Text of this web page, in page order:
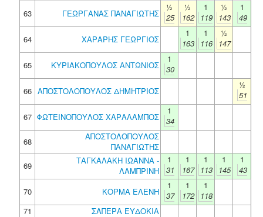
63
ΓΕΩΡΓΑΝΑΣ ΠΑΝΑΓΙΩΤΗΣ
½
25
½
162
1
119
½
143
1
49
64
ΧΑΡΑΡΗΣ ΓΕΩΡΓΙΟΣ
1
163
1
116
½
147
65
ΚΥΡΙΑΚΟΠΟΥΛΟΣ ΑΝΤΩΝΙΟΣ
1
30
66 ΑΠΟΣΤΟΛΟΠΟΥΛΟΣ ΔΗΜΗΤΡΙΟΣ
½
51
67 ΦΩΤΕΙΝΟΠΟΥΛΟΣ ΧΑΡΑΛΑΜΠΟΣ
1
34
68
ΑΠΟΣΤΟΛΟΠΟΥΛΟΣ
ΠΑΝΑΓΙΩΤΗΣ
69
ΤΑΓΚΑΛΑΚΗ ΙΩΑΝΝΑ -
ΛΑΜΠΡΙΝΗ
1
31
1
167
1
113
1
145
1
43
70
ΚΟΡΜΑ ΕΛΕΝΗ
1
37
1
172
1
118
71
ΣΑΠΕΡΑ ΕΥΔΟΚΙΑ